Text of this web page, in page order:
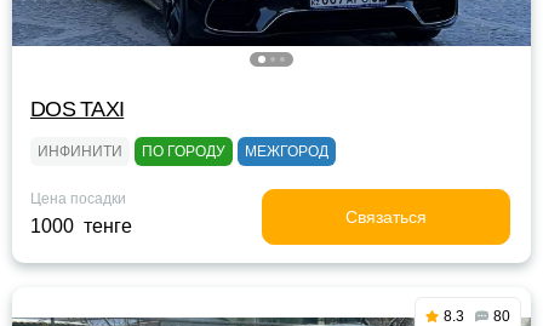
DOS TAXI
ИНФИНИТИ ПО ГОРОДУ МЕЖГОРОД
Цена посадки
1000 тенге Связаться
8.3 80